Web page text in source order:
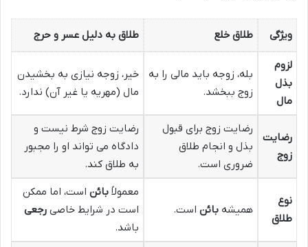
ویژگی طلاق خلع طلاق به دلیل عسر و حرج
لزوم
بذل
مال
بله، زوجه باید مالی را به
زوج ببخشد.
خیر، زوجه نیازی به بخشیدن
مال (مهریه یا غیر آن) ندارد.
رضایت
زوج
رضایت زوج برای قبول
بذل و انجام طلاق
ضروری است.
رضایت زوج شرط نیست و
دادگاه می تواند او را مجبور
به طلاق کند.
نوع
طلاق
همیشه بائن است.
معمولاً بائن است، اما ممکن
است در شرایط خاصی رجعی
باشد.